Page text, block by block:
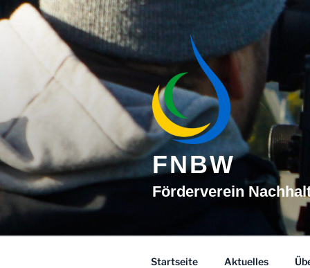
Zum
Inhalt
FNBW
Förderverein
Startseite Aktuelles